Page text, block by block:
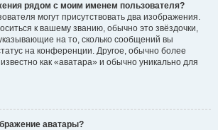
рядом с моим именем пользователя?
могут присутствовать два изображения.
к вашему званию, обычно это звёздочки,
на то, сколько сообщений вы
на конференции. Другое, обычно более
как «аватара» и обычно уникально для
аватары?